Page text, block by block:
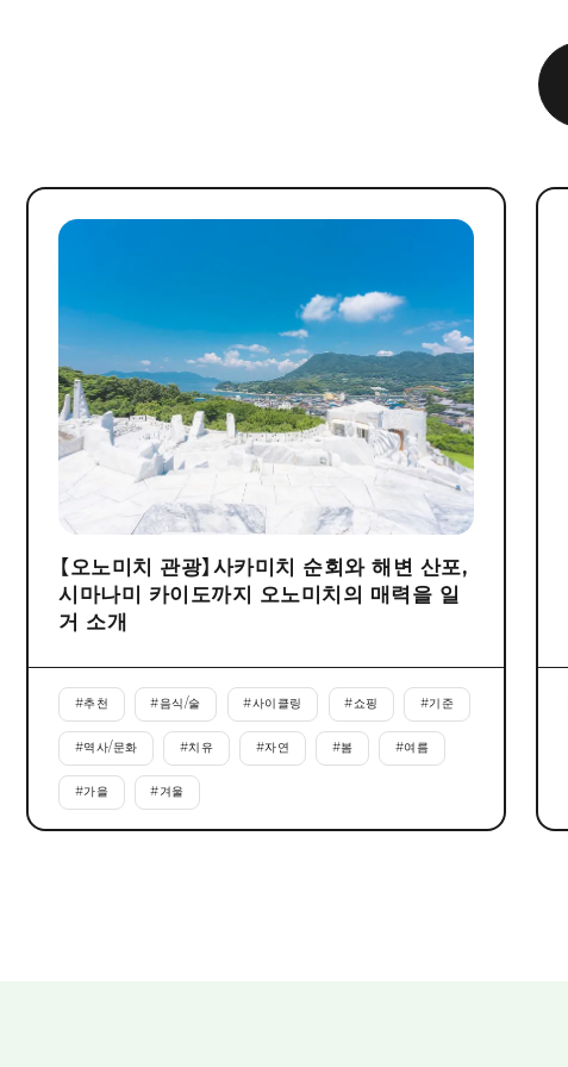
【오노미치 관광】사카미치 순회와 해변 산포,
시마나미 카이도까지 오노미치의 매력을 일
거 소개
#추천 #음식/술 #사이클링 #쇼핑 #기준
#역사/문화 #치유 #자연 #봄 #여름
#가을 #겨울